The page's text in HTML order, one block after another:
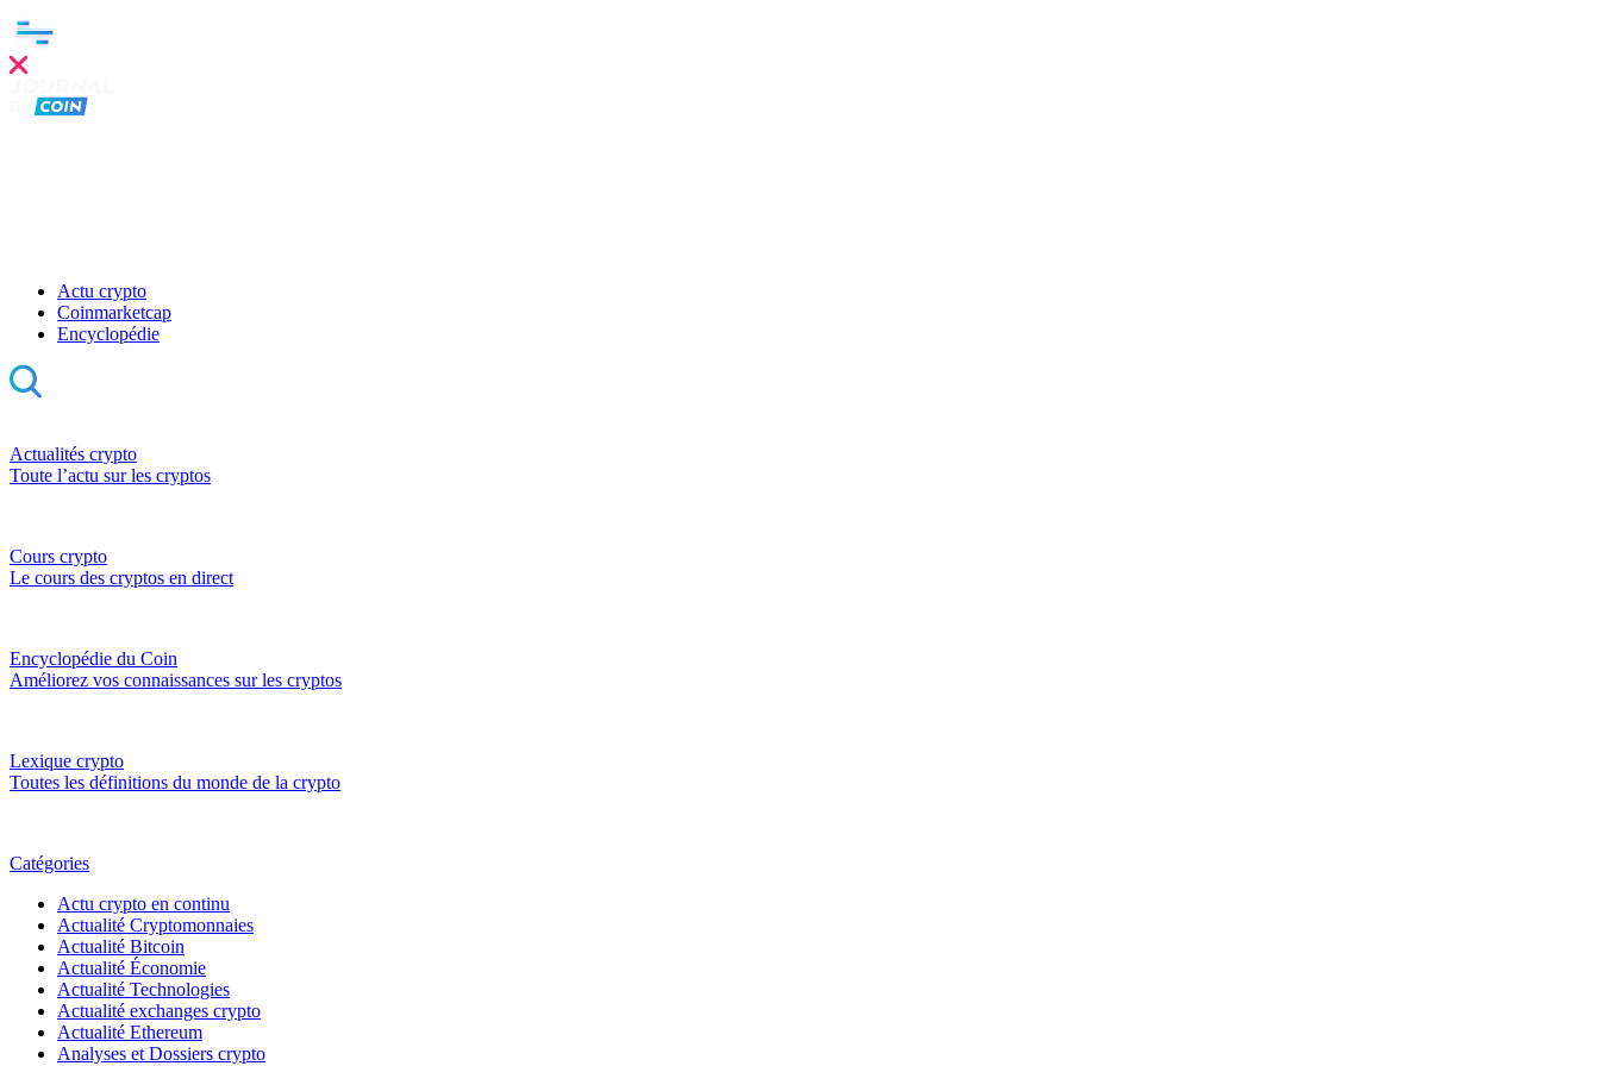
Actu crypto
Coinmarketcap
Encyclopédie
Actualités crypto
Toute l’actu sur les cryptos
Cours crypto
Le cours des cryptos en direct
Encyclopédie du Coin
Améliorez vos connaissances sur les cryptos
Lexique crypto
Toutes les définitions du monde de la crypto
Catégories
Actu crypto en continu
Actualité Cryptomonnaies
Actualité Bitcoin
Actualité Économie
Actualité Technologies
Actualité exchanges crypto
Actualité Ethereum
Analyses et Dossiers crypto